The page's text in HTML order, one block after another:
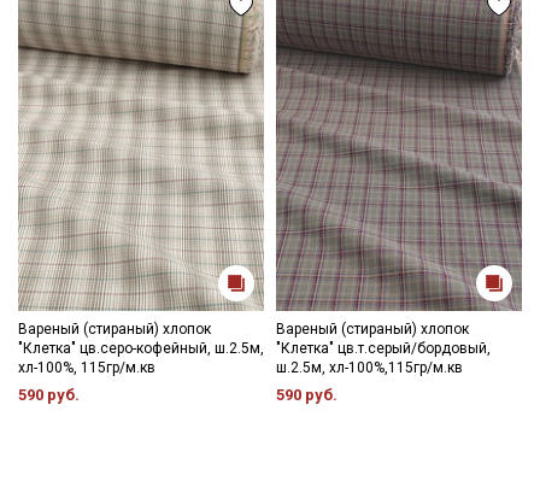
Вареный (стираный) хлопок
"Клетка" цв.серо-кофейный, ш.2.5м,
хл-100%, 115гр/м.кв
590 руб.
Вареный (стираный) хлопок
"Клетка" цв.т.серый/бордовый,
ш.2.5м, хл-100%,115гр/м.кв
590 руб.